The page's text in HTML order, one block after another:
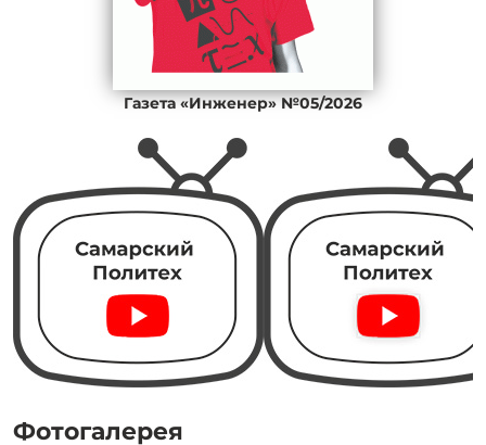
Газета «Инженер» №05/2026
Фотогалерея